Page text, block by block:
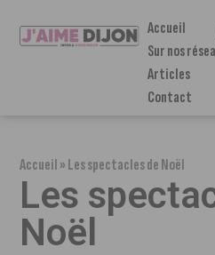
Accueil
Sur nos
Articles
Contact
Accueil»Les spectacles de Noël
Les
Noël